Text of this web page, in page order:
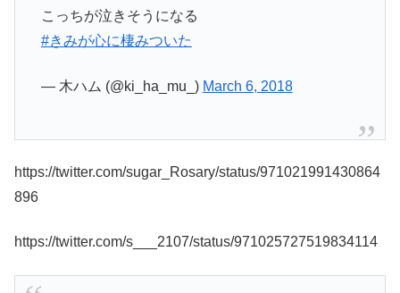
こっちが泣きそうになる
#きみが心に棲みついた
— 木ハム (@ki_ha_mu_) March 6, 2018
https://twitter.com/sugar_Rosary/status/971021991430864
896
https://twitter.com/s___2107/status/971025727519834114